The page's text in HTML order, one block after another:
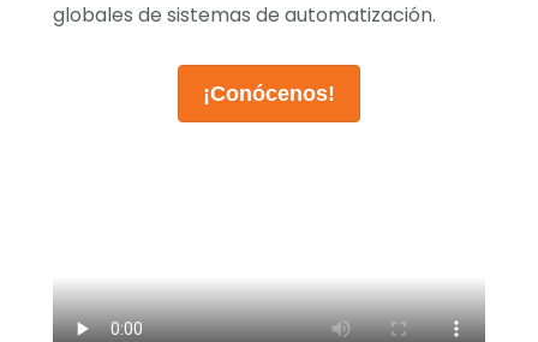
globales de sistemas de automatización.
¡Conócenos!